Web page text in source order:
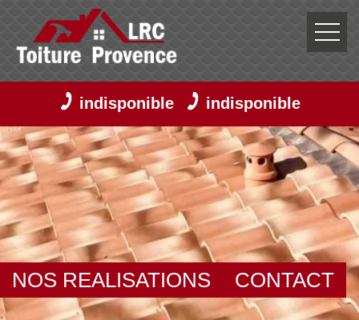
indisponible indisponible
NOS REALISATIONS CONTACT